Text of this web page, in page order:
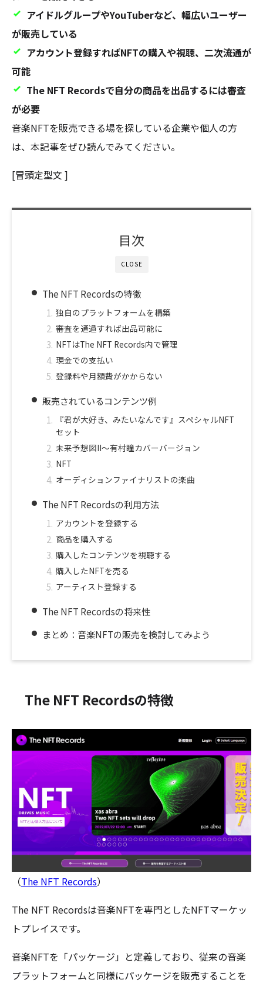
アイドルグループやYouTuberなど、幅広いユーザー
が販売している
アカウント登録すればNFTの購入や視聴、二次流通が
可能
The NFT Recordsで自分の商品を出品するには審査
が必要
音楽NFTを販売できる場を探している企業や個人の方
は、本記事をぜひ読んでみてください。
[冒頭定型文 ]
CLOSE
目次
The NFT Recordsの特徴
独自のプラットフォームを構築
審査を通過すれば出品可能に
NFTはThe NFT Records内で管理
現金での支払い
登録料や月額費がかからない
販売されているコンテンツ例
『君が大好き、みたいなんです』スペシャルNFT
セット
未来予想図II～有村瞳カバーバージョン
NFT
オーディションファイナリストの楽曲
The NFT Recordsの利用方法
アカウントを登録する
商品を購入する
購入したコンテンツを視聴する
購入したNFTを売る
アーティスト登録する
The NFT Recordsの将来性
まとめ：音楽NFTの販売を検討してみよう
The NFT Recordsの特徴
（The NFT Records）
The NFT Recordsは音楽NFTを専門としたNFTマーケッ
トプレイスです。
音楽NFTを「パッケージ」と定義しており、従来の音楽
プラットフォームと同様にパッケージを販売することを